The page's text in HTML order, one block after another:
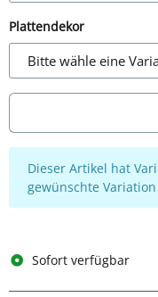
Plattendekor
Bitte wähle eine
x
Dieser Artikel hat
gewünschte
Sofort verfügbar